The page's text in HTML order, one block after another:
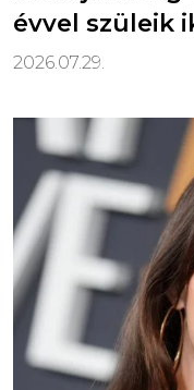
évvel szüleik
2026.07.29.